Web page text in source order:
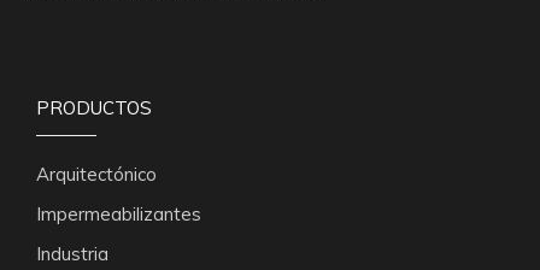
PRODUCTOS
Arquitectónico
Impermeabilizantes
Industria